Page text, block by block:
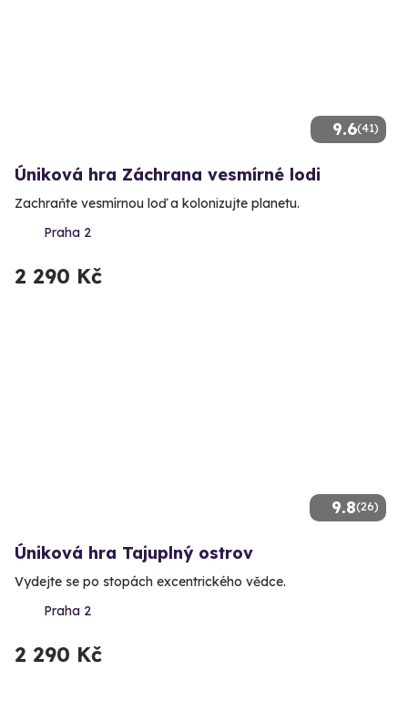
9.6(41)
Úniková hra Záchrana vesmírné lodi
Zachraňte vesmírnou loď a kolonizujte planetu.
Praha 2
2 290 Kč
9.8(26)
Úniková hra Tajuplný ostrov
Vydejte se po stopách excentrického vědce.
Praha 2
2 290 Kč